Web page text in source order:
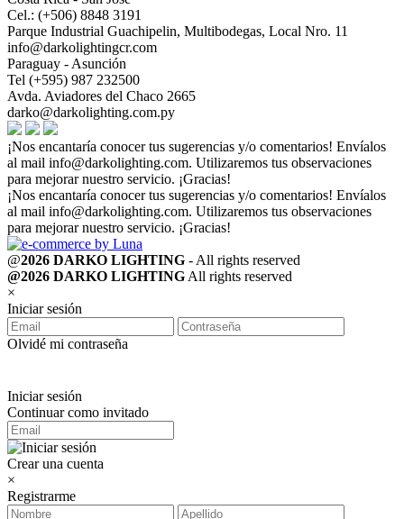
Cel.: (+506) 8848 3191
Parque Industrial Guachipelin, Multibodegas, Local Nro. 11
info@darkolightingcr.com
Paraguay - Asunción
Tel (+595) 987 232500
Avda. Aviadores del Chaco 2665
darko@darkolighting.com.py
¡Nos encantaría conocer tus sugerencias y/o comentarios! Envíalos
al mail info@darkolighting.com. Utilizaremos tus observaciones
para mejorar nuestro servicio. ¡Gracias!
¡Nos encantaría conocer tus sugerencias y/o comentarios! Envíalos
al mail info@darkolighting.com. Utilizaremos tus observaciones
para mejorar nuestro servicio. ¡Gracias!
@2026 DARKO LIGHTING - All rights reserved
@2026 DARKO LIGHTING All rights reserved
×
Iniciar sesión
Olvidé mi contraseña
Iniciar sesión
Continuar como invitado
Crear una cuenta
×
Registrarme